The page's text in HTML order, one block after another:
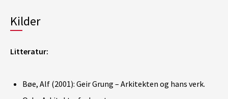
Kilder
Litteratur:
Bøe, Alf (2001): Geir Grung – Arkitekten og hans verk.